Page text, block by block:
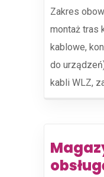
Zakres
montaż tras
kablowe,
do
kabli WLZ,